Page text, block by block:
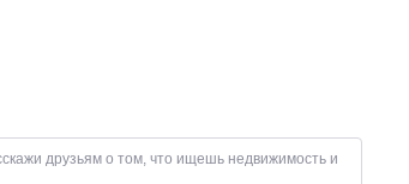
друзьям о том, что ищешь недвижимость и